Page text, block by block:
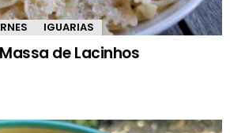
IGUARIAS
de Lacinhos